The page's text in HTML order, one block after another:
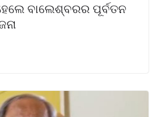
ବାଲେଶ୍ବରର ପୂର୍ବତନ